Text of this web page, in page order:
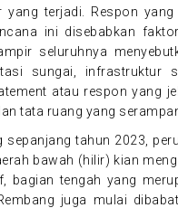
terjadi. Respon yang
ini disebabkan
seluruhnya
sungai, infrastruktur
atau respon yang
tata ruang yang
tahun 2023,
bawah (hilir) kian
tengah yang
juga mulai